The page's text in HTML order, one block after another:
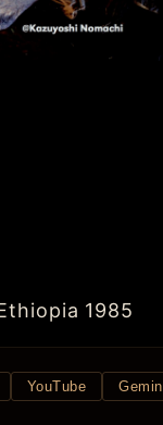
1985
YouTube